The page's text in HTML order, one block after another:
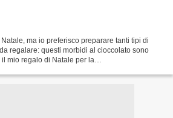
ma io preferisco preparare tanti tipi di
regalare: questi morbidi al cioccolato sono
mio regalo di Natale per la